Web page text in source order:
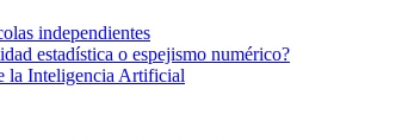
independientes
estadística o espejismo numérico?
la Inteligencia Artificial